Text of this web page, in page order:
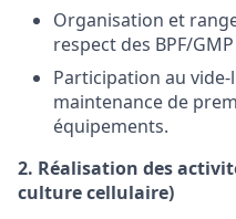
Organisation et
respect des BPF/
Participation au
maintenance de
équipements.
2. Réalisation des
culture cellulaire)